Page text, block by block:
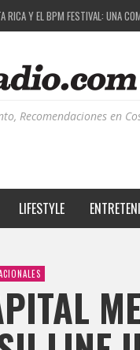
NATURBANAS: EL PROYECTO QUE
Recomendaciones en
LIFESTYLE